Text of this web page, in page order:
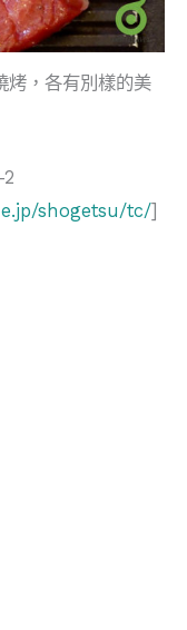
烤，各有別樣的美
2
shogetsu/tc/]